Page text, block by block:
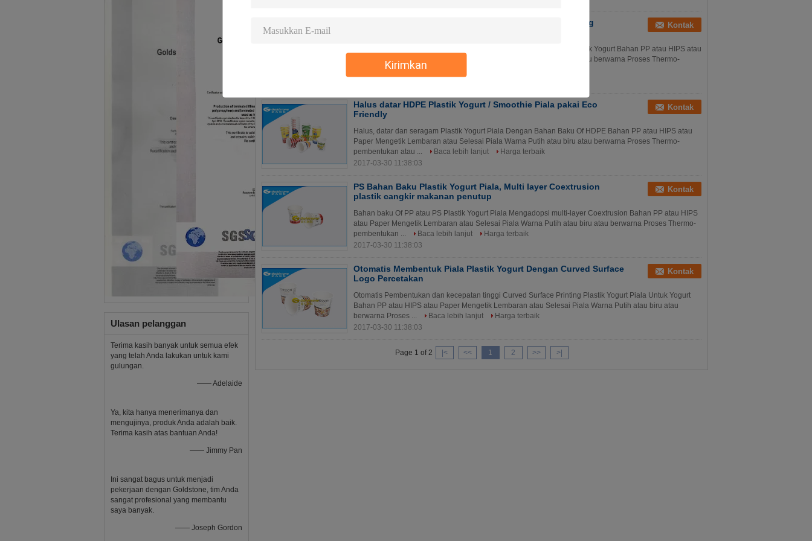
Kirimkan
Ulasan pelanggan
Terima kasih banyak untuk semua efek
yang telah Anda lakukan untuk kami
gulungan.
—— Adelaide
Ya, kita hanya menerimanya dan
mengujinya, produk Anda adalah baik.
Terima kasih atas bantuan Anda!
—— Jimmy Pan
Ini sangat bagus untuk menjadi
pekerjaan dengan Goldstone, tim Anda
sangat profesional yang membantu
saya banyak.
—— Joseph Gordon
Pecah Disposable Plastik Yogurt Piala Multi Layer / Lajang
Kontak
Multi-layer Atau Single-layer Lembar Membuat Plastik Yogurt Piala Untuk Yogurt Bahan PP atau HIPS atau
Paper Mengetik Lembaran atau Selesai Piala Warna Putih atau biru atau berwarna Proses Thermo-
pembentukan ...
Baca lebih lanjut
Halus datar HDPE Plastik Yogurt / Smoothie Piala pakai Eco
Friendly
Kontak
Halus, datar dan seragam Plastik Yogurt Piala Dengan Bahan Baku Of HDPE Bahan PP atau HIPS atau
Paper Mengetik Lembaran atau Selesai Piala Warna Putih atau biru atau berwarna Proses Thermo-
pembentukan atau ...
Baca lebih lanjut
Harga terbaik
2017-03-30 11:38:03
PS Bahan Baku Plastik Yogurt Piala, Multi layer Coextrusion
plastik cangkir makanan penutup
Kontak
Bahan baku Of PP atau PS Plastik Yogurt Piala Mengadopsi multi-layer Coextrusion Bahan PP atau HIPS
atau Paper Mengetik Lembaran atau Selesai Piala Warna Putih atau biru atau berwarna Proses Thermo-
pembentukan ...
Baca lebih lanjut
Harga terbaik
2017-03-30 11:38:03
Otomatis Membentuk Piala Plastik Yogurt Dengan Curved Surface
Logo Percetakan
Kontak
Otomatis Pembentukan dan kecepatan tinggi Curved Surface Printing Plastik Yogurt Piala Untuk Yogurt
Bahan PP atau HIPS atau Paper Mengetik Lembaran atau Selesai Piala Warna Putih atau biru atau
berwarna Proses ...
Baca lebih lanjut
Harga terbaik
2017-03-30 11:38:03
Page 1 of 2 |< << 1 2 >> >|